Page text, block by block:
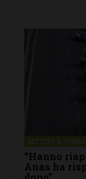
“Hanno
Anas ha